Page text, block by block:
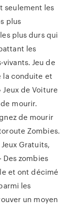
seulement les
plus
plus durs qui
les
Jeu de
la conduite et
Jeux de Voiture
mourir.
de mourir
Zombies.
Gratuits,
Des zombies
et ont décimé
les
un moyen